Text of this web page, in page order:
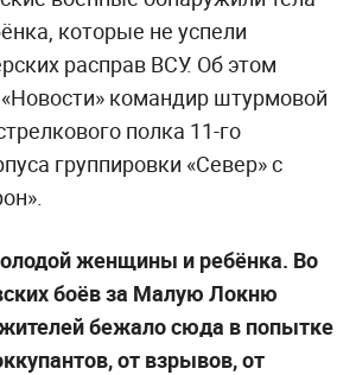
которые не успели
расправ ВСУ. Об этом
командир штурмовой
полка 11-го
группировки «Север» с
женщины и ребёнка. Во
боёв за Малую Локню
бежало сюда в попытке
от взрывов, от